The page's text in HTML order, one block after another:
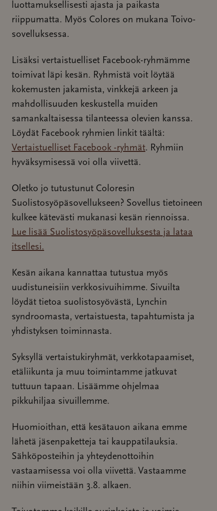
luottamuksellisesti ajasta ja paikasta
riippumatta. Myös Colores on mukana Toivo-
sovelluksessa.
Lisäksi vertaistuelliset Facebook-ryhmämme
toimivat läpi kesän. Ryhmistä voit löytää
kokemusten jakamista, vinkkejä arkeen ja
mahdollisuuden keskustella muiden
samankaltaisessa tilanteessa olevien kanssa.
Löydät Facebook ryhmien linkit täältä:
Vertaistuelliset Facebook -ryhmät. Ryhmiin
hyväksymisessä voi olla viivettä.
Oletko jo tutustunut Coloresin
Suolistosyöpäsovellukseen? Sovellus tietoineen
kulkee kätevästi mukanasi kesän riennoissa.
Lue lisää Suolistosyöpäsovelluksesta ja lataa
itsellesi.
Kesän aikana kannattaa tutustua myös
uudistuneisiin verkkosivuihimme. Sivuilta
löydät tietoa suolistosyövästä, Lynchin
syndroomasta, vertaistuesta, tapahtumista ja
yhdistyksen toiminnasta.
Syksyllä vertaistukiryhmät, verkkotapaamiset,
etäliikunta ja muu toimintamme jatkuvat
tuttuun tapaan. Lisäämme ohjelmaa
pikkuhiljaa sivuillemme.
Huomioithan, että kesätauon aikana emme
lähetä jäsenpaketteja tai kauppatilauksia.
Sähköposteihin ja yhteydenottoihin
vastaamisessa voi olla viivettä. Vastaamme
niihin viimeistään 3.8. alkaen.